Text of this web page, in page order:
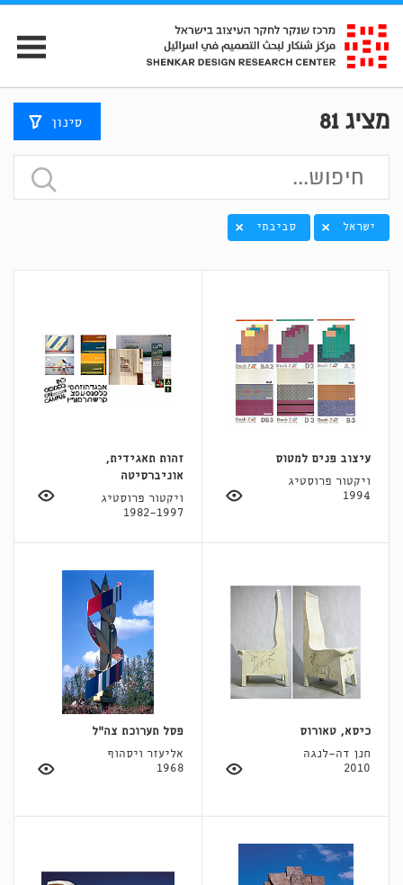
מציג81 סינון
ישראל סביבתי
עיצוב פנים למטוס
ויקטור פרוסטיג
1994
זהות תאגידית,
אוניברסיטה
ויקטור פרוסטיג
1982-1997
כיסא, טאורוס
חנן דה-לנגה
2010
פסל תערוכת צה"ל
אליעזר ויסהוף
1968